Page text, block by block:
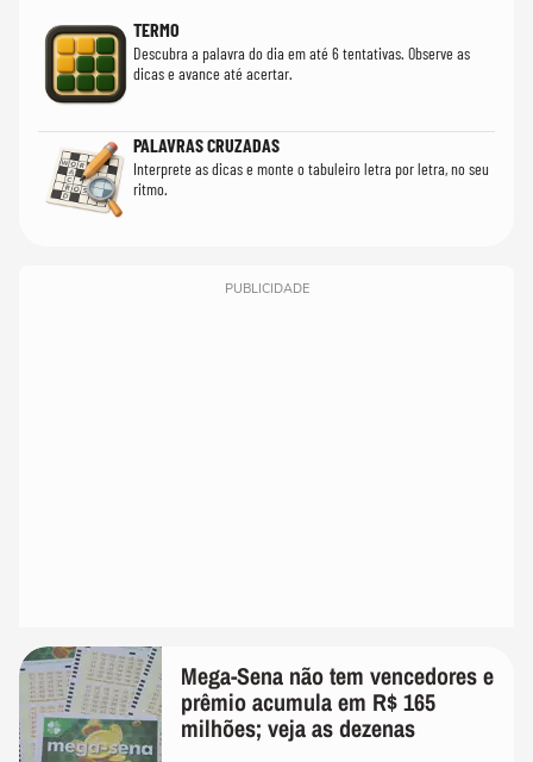
TERMO
Descubra a palavra do dia em até 6 tentativas. Observe as
dicas e avance até acertar.
PALAVRAS CRUZADAS
Interprete as dicas e monte o tabuleiro letra por letra, no seu
ritmo.
PUBLICIDADE
Mega-Sena não tem vencedores e
prêmio acumula em R$ 165
milhões; veja as dezenas